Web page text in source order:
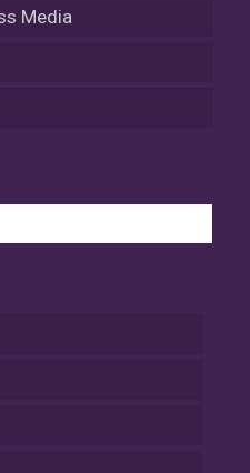
Media